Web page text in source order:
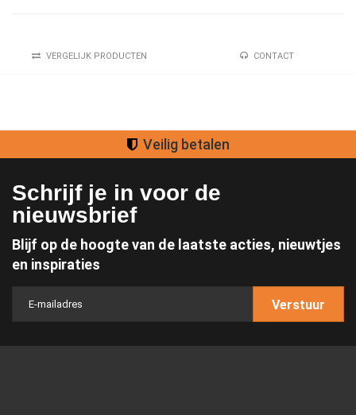
VERGELIJK PRODUCTEN CONTACT
Veilig betalen
Schrijf je in voor de
nieuwsbrief
Blijf op de hoogte van de laatste acties, nieuwtjes
en inspiraties
Verstuur